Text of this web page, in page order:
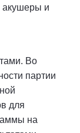
и
Во
партии
для
на